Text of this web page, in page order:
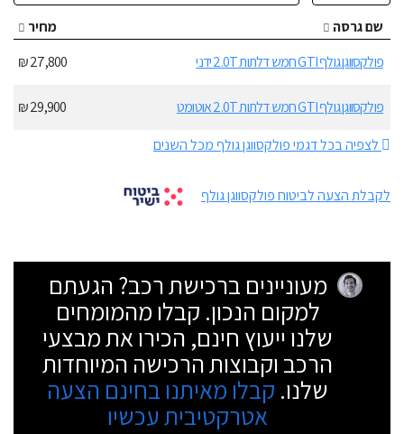
שם גרסה
מחיר
פולקסווגן גולף GTI חמש דלתות 2.0T ידני
27,800 ₪
פולקסווגן גולף GTI חמש דלתות 2.0T אוטומט
29,900 ₪
לצפיה בכל דגמי פולקסווגן גולף מכל השנים
לקבלת הצעה לביטוח פולקסווגן גולף
מעוניינים ברכישת רכב? הגעתם
למקום הנכון. קבלו מהמומחים
שלנו ייעוץ חינם, הכירו את מבצעי
הרכב וקבוצות הרכישה המיוחדות
שלנו. קבלו מאיתנו בחינם הצעה
אטרקטיבית עכשיו